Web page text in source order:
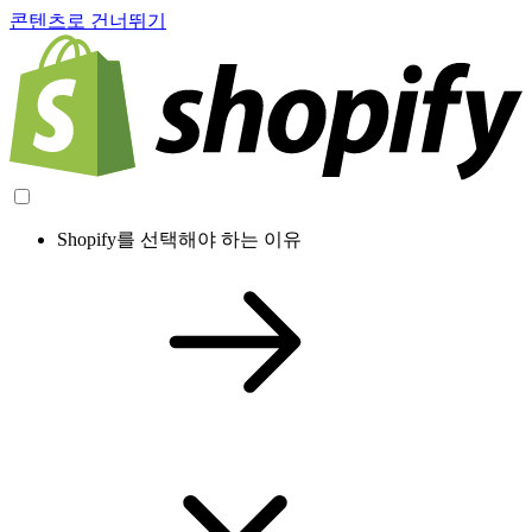
콘텐츠로 건너뛰기
Shopify를 선택해야 하는 이유